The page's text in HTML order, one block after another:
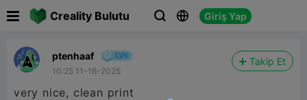
Creality Bulutu   Giriş Yap
ptenhaaf
10:25 11-16-2025
Takip Et
very nice, clean print